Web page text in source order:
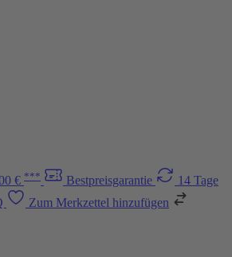
€ *** Bestpreisgarantie
14 Tage
Zum Merkzettel hinzufügen